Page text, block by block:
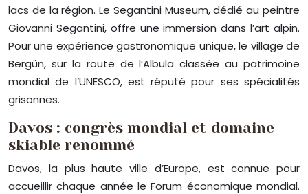
lacs de la région. Le Segantini Museum, dédié au peintre
Giovanni Segantini, offre une immersion dans l’art alpin.
Pour une expérience gastronomique unique, le village de
Bergün, sur la route de l’Albula classée au patrimoine
mondial de l’UNESCO, est réputé pour ses spécialités
grisonnes.
Davos : congrès mondial et domaine
skiable renommé
Davos, la plus haute ville d’Europe, est connue pour
accueillir chaque année le Forum économique mondial.